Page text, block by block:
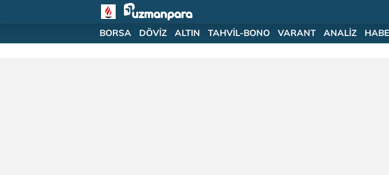
BORSA DÖVİZ ALTIN TAHVİL-BONO VARANT ANALİZ